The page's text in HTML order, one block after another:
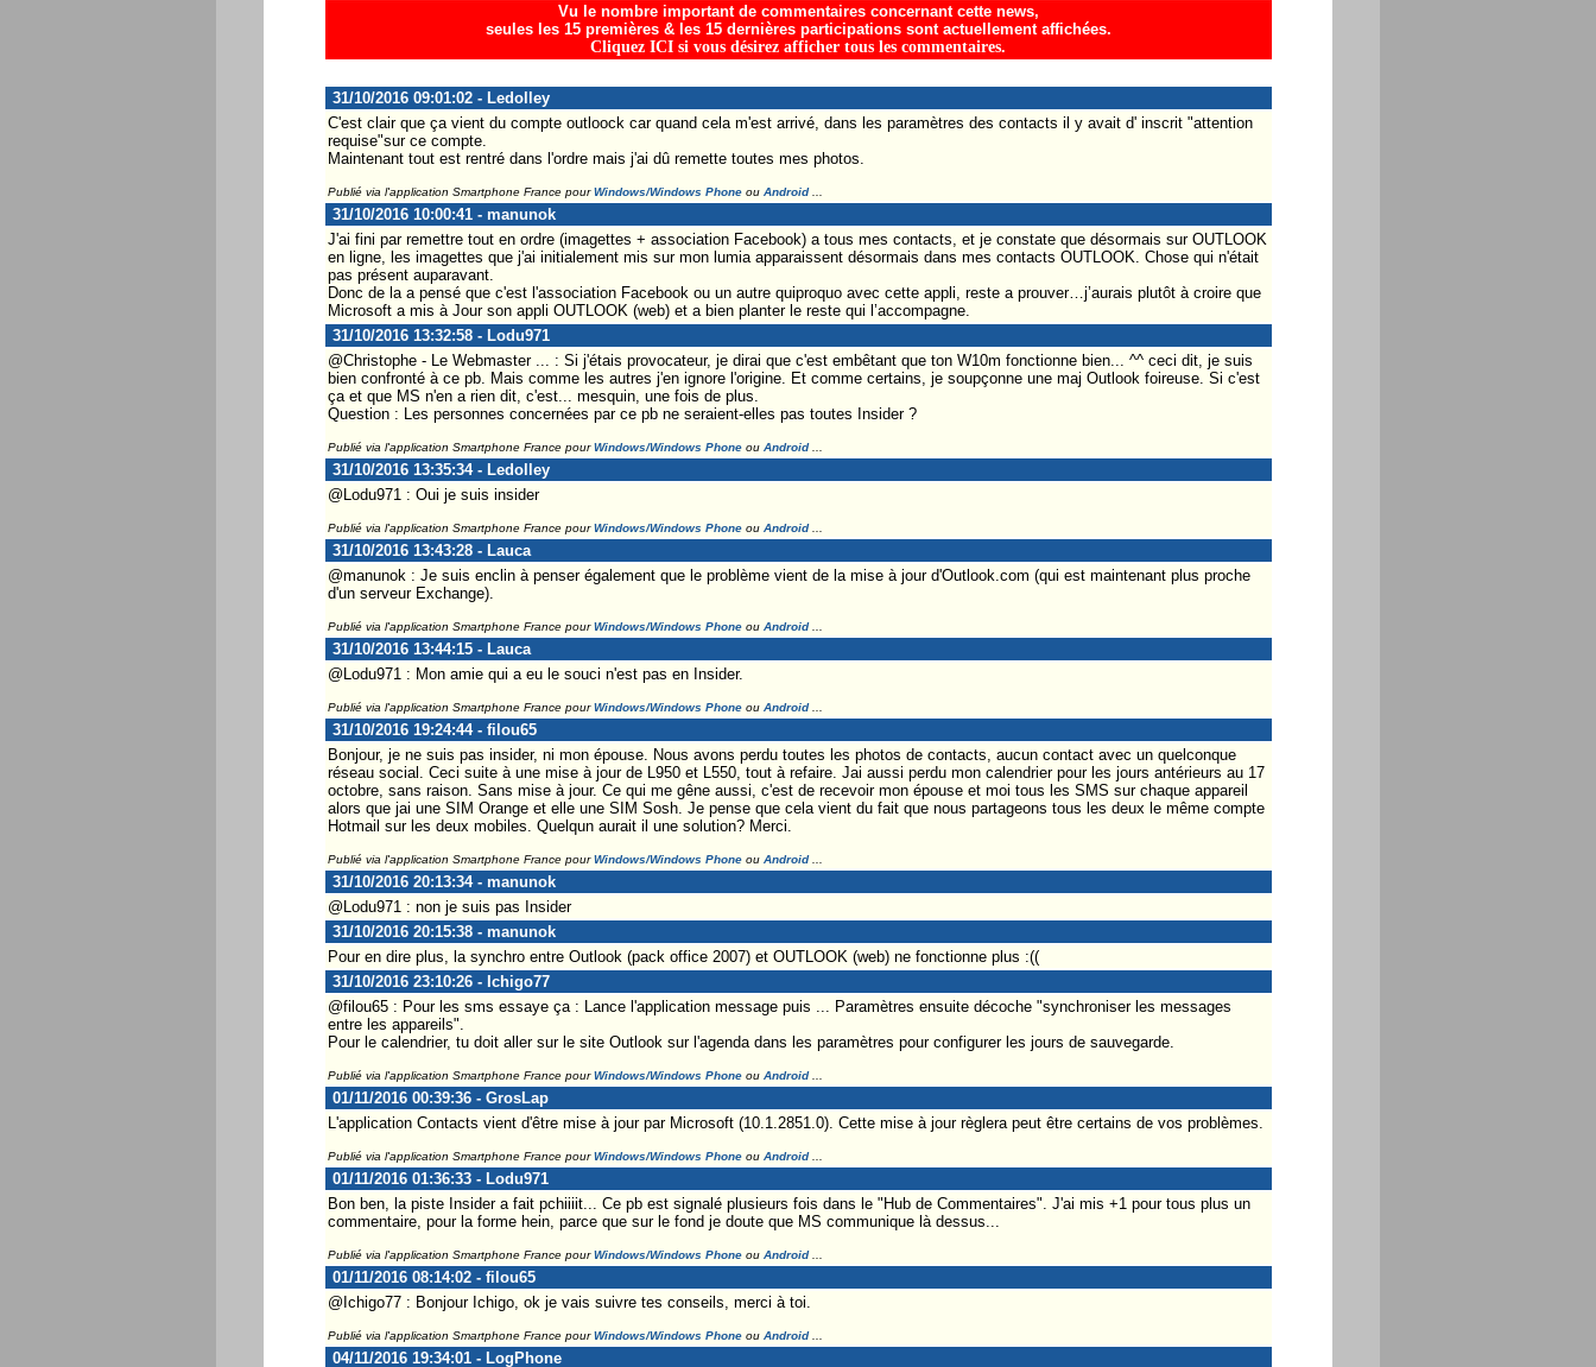
Vu le nombre important de commentaires concernant cette news,
seules les 15 premières & les 15 dernières participations sont actuellement affichées.
Cliquez ICI si vous désirez afficher tous les commentaires.
31/10/2016 09:01:02 - Ledolley
C'est clair que ça vient du compte outloock car quand cela m'est arrivé, dans les paramètres des contacts il y avait d' inscrit "attention
requise"sur ce compte.
Maintenant tout est rentré dans l'ordre mais j'ai dû remette toutes mes photos.
Publié via l'application Smartphone France pourWindows/Windows Phoneou Android...
31/10/2016 10:00:41 - manunok
J'ai fini par remettre tout en ordre (imagettes + association Facebook) a tous mes contacts, et je constate que désormais sur OUTLOOK
en ligne, les imagettes que j'ai initialement mis sur mon lumia apparaissent désormais dans mes contacts OUTLOOK. Chose qui n'était
pas présent auparavant.
Donc de la a pensé que c'est l'association Facebook ou un autre quiproquo avec cette appli, reste a prouver…j’aurais plutôt à croire que
Microsoft a mis à Jour son appli OUTLOOK (web) et a bien planter le reste qui l’accompagne.
31/10/2016 13:32:58 - Lodu971
@Christophe - Le Webmaster ... : Si j'étais provocateur, je dirai que c'est embêtant que ton W10m fonctionne bien... ^^ ceci dit, je suis
bien confronté à ce pb. Mais comme les autres j'en ignore l'origine. Et comme certains, je soupçonne une maj Outlook foireuse. Si c'est
ça et que MS n'en a rien dit, c'est... mesquin, une fois de plus.
Question : Les personnes concernées par ce pb ne seraient-elles pas toutes Insider ?
Publié via l'application Smartphone France pourWindows/Windows Phoneou Android...
31/10/2016 13:35:34 - Ledolley
@Lodu971 : Oui je suis insider
Publié via l'application Smartphone France pourWindows/Windows Phoneou Android...
31/10/2016 13:43:28 - Lauca
@manunok : Je suis enclin à penser également que le problème vient de la mise à jour d'Outlook.com (qui est maintenant plus proche
d'un serveur Exchange).
Publié via l'application Smartphone France pourWindows/Windows Phoneou Android...
31/10/2016 13:44:15 - Lauca
@Lodu971 : Mon amie qui a eu le souci n'est pas en Insider.
Publié via l'application Smartphone France pourWindows/Windows Phoneou Android...
31/10/2016 19:24:44 - filou65
Bonjour, je ne suis pas insider, ni mon épouse. Nous avons perdu toutes les photos de contacts, aucun contact avec un quelconque
réseau social. Ceci suite à une mise à jour de L950 et L550, tout à refaire. Jai aussi perdu mon calendrier pour les jours antérieurs au 17
octobre, sans raison. Sans mise à jour. Ce qui me gêne aussi, c'est de recevoir mon épouse et moi tous les SMS sur chaque appareil
alors que jai une SIM Orange et elle une SIM Sosh. Je pense que cela vient du fait que nous partageons tous les deux le même compte
Hotmail sur les deux mobiles. Quelqun aurait il une solution? Merci.
Publié via l'application Smartphone France pourWindows/Windows Phoneou Android...
31/10/2016 20:13:34 - manunok
@Lodu971 : non je suis pas Insider
31/10/2016 20:15:38 - manunok
Pour en dire plus, la synchro entre Outlook (pack office 2007) et OUTLOOK (web) ne fonctionne plus :((
31/10/2016 23:10:26 - Ichigo77
@filou65 : Pour les sms essaye ça : Lance l'application message puis ... Paramètres ensuite décoche "synchroniser les messages
entre les appareils".
Pour le calendrier, tu doit aller sur le site Outlook sur l'agenda dans les paramètres pour configurer les jours de sauvegarde.
Publié via l'application Smartphone France pourWindows/Windows Phoneou Android...
01/11/2016 00:39:36 - GrosLap
L'application Contacts vient d'être mise à jour par Microsoft (10.1.2851.0). Cette mise à jour règlera peut être certains de vos problèmes.
Publié via l'application Smartphone France pourWindows/Windows Phoneou Android...
01/11/2016 01:36:33 - Lodu971
Bon ben, la piste Insider a fait pchiiiit... Ce pb est signalé plusieurs fois dans le "Hub de Commentaires". J'ai mis +1 pour tous plus un
commentaire, pour la forme hein, parce que sur le fond je doute que MS communique là dessus...
Publié via l'application Smartphone France pourWindows/Windows Phoneou Android...
01/11/2016 08:14:02 - filou65
@Ichigo77 : Bonjour Ichigo, ok je vais suivre tes conseils, merci à toi.
Publié via l'application Smartphone France pourWindows/Windows Phoneou Android...
04/11/2016 19:34:01 - LogPhone